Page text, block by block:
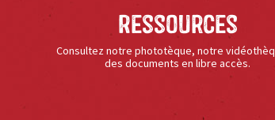
Ressources
Consultez notre phototèque, notre
des documents en libre accès.